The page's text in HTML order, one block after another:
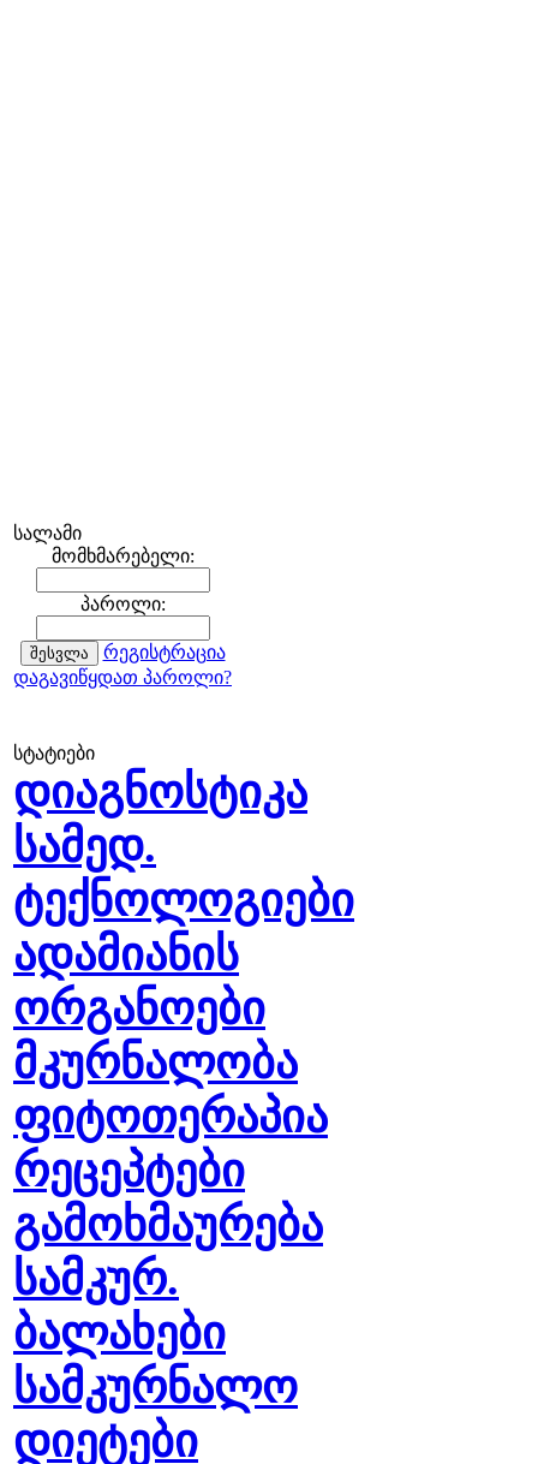
სალამი
მომხმარებელი:
პაროლი:
რეგისტრაცია
დაგავიწყდათ პაროლი?
სტატიები
დიაგნოსტიკა
სამედ.
ტექნოლოგიები
ადამიანის
ორგანოები
მკურნალობა
ფიტოთერაპია
რეცეპტები
გამოხმაურება
სამკურ.
ბალახები
სამკურნალო
დიეტები